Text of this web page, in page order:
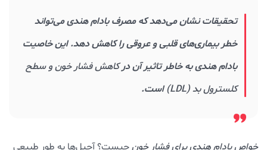
تحقیقات نشان می‌دهد که مصرف بادام هندی می‌تواند
خطر بیماری‌های قلبی و عروقی را کاهش دهد. این خاصیت
بادام هندی به خاطر تاثیر آن درکاهش فشار خون و سطح
کلسترول بد (LDL)
است.
خواص بادام هندی برای فشار خون چیست؟ آجیل‌ها به طور طبیعی